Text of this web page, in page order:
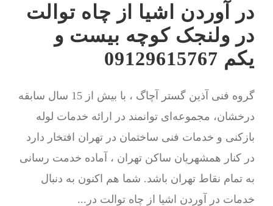
در آوردن اشیا از چاه توالت
در ولنجک کوچه بیست و
یکم 09129615767
گروه فنی آذین گستر آچاگ ، با بیش از 15 سال سابقه
درخشان، مجموعه‌ای توانمند در ارائه خدمات لوله
بازکنی و خدمات فنی ساختمان در تهران افتخار دارد
در کنار همشهریان ساکن تهران ، آماده خدمت رسانی
به تمام نقاط تهران باشد. شما هم اکنون به دنبال
خدمات در آوردن اشیا از چاه توالت در...